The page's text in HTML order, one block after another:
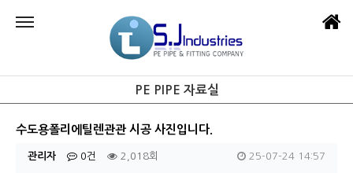
PE PIPE 자료실
수도용폴리에틸렌관관 시공 사진입니다.
관리자 0건 2,018회 25-07-24 14:57